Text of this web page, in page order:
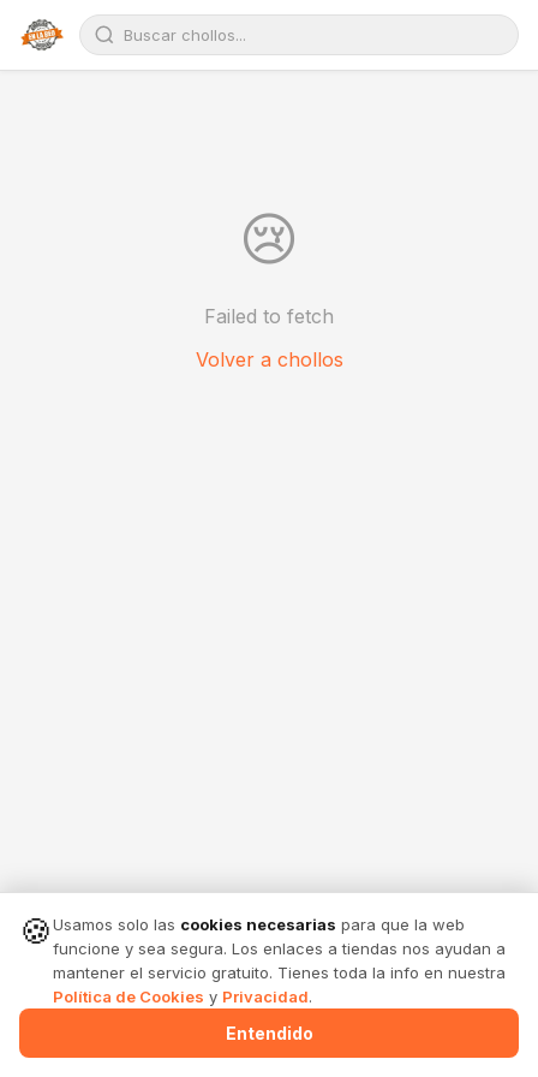
😢
Failed to fetch
Volver a chollos
Menu Alertas Comparte Entrar
🍪Usamos solo las cookies necesarias para que la web
funcione y sea segura. Los enlaces a tiendas nos ayudan a
mantener el servicio gratuito. Tienes toda la info en nuestra
Política de Cookies y Privacidad.
Entendido